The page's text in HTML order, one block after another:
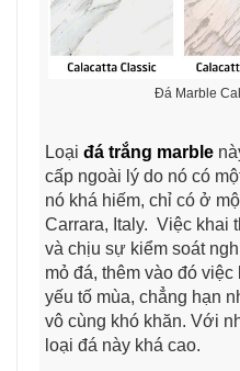
Đá Marble
Loại đá trắng marble
cấp ngoài lý do nó có
nó khá hiếm, chỉ có ở
Carrara, Italy. Việc khai
và chịu sự kiểm soát
mỏ đá, thêm vào đó
yếu tố mùa, chẳng hạn
vô cùng khó khăn. Với
loại đá này khá cao.